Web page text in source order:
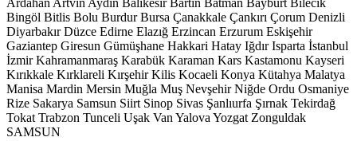
Bingöl Bitlis Bolu Burdur Bursa Çanakkale Çankırı Çorum Denizli
Diyarbakır Düzce Edirne Elazığ Erzincan Erzurum Eskişehir
Gaziantep Giresun Gümüşhane Hakkari Hatay Iğdır Isparta İstanbul
İzmir Kahramanmaraş Karabük Karaman Kars Kastamonu Kayseri
Kırıkkale Kırklareli Kırşehir Kilis Kocaeli Konya Kütahya Malatya
Manisa Mardin Mersin Muğla Muş Nevşehir Niğde Ordu Osmaniye
Rize Sakarya Samsun Siirt Sinop Sivas Şanlıurfa Şırnak Tekirdağ
Tokat Trabzon Tunceli Uşak Van Yalova Yozgat Zonguldak
SAMSUN